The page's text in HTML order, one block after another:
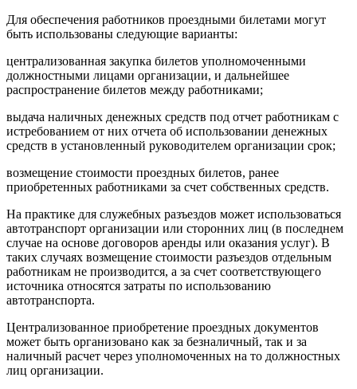
Для обеспечения работников проездными билетами могут
быть использованы следующие варианты:
централизованная закупка билетов уполномоченными
должностными лицами организации, и дальнейшее
распространение билетов между работниками;
выдача наличных денежных средств под отчет работникам с
истребованием от них отчета об использовании денежных
средств в установленный руководителем организации срок;
возмещение стоимости проездных билетов, ранее
приобретенных работниками за счет собственных средств.
На практике для служебных разъездов может использоваться
автотранспорт организации или сторонних лиц (в последнем
случае на основе договоров аренды или оказания услуг). В
таких случаях возмещение стоимости разъездов отдельным
работникам не производится, а за счет соответствующего
источника относятся затраты по использованию
автотранспорта.
Централизованное приобретение проездных документов
может быть организовано как за безналичный, так и за
наличный расчет через уполномоченных на то должностных
лиц организации.